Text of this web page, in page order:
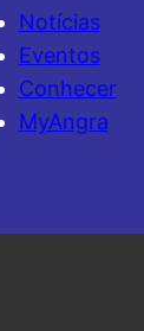
Notícias
Eventos
Conhecer
MyAngra